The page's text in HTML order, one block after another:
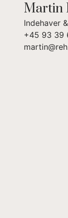
Martin
Indehaver
+45 93 39